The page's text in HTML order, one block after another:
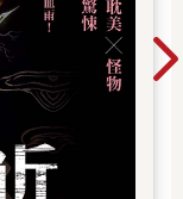
去一樣。每一個人
材料似乎沒有指
過的。
興致盎然。
本是一種供養，或
歐巴桑三更半夜跑